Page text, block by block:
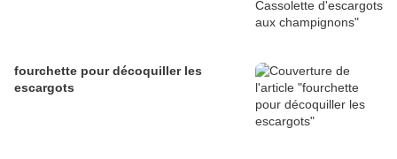
fourchette pour décoquiller les
escargots